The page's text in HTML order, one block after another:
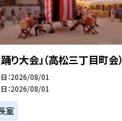
踊り大会」（高松三丁目町会）
2026/08/01
2026/08/01
室